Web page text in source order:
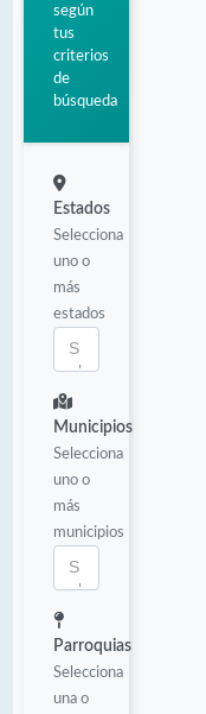
según
tus
criterios
de
búsqueda
Estados
Selecciona
uno o
más
estados
Municipios
Selecciona
uno o
más
municipios
Parroquias
Selecciona
una o